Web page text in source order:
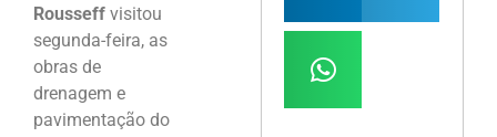
Rousseff visitou
segunda-feira, as
obras de
drenagem e
pavimentação do